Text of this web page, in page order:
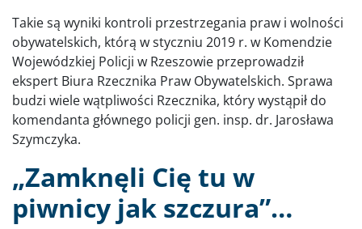
Takie są wyniki kontroli przestrzegania praw i wolności
obywatelskich, którą w styczniu 2019 r. w Komendzie
Wojewódzkiej Policji w Rzeszowie przeprowadził
ekspert Biura Rzecznika Praw Obywatelskich. Sprawa
budzi wiele wątpliwości Rzecznika, który wystąpił do
komendanta głównego policji gen. insp. dr. Jarosława
Szymczyka.
„Zamknęli Cię tu w
piwnicy jak szczura”…